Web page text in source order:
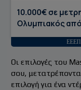
10.000€ σε
Ολυμπιακός
Οι επιλογές του
σου,
επιλογή για ένα